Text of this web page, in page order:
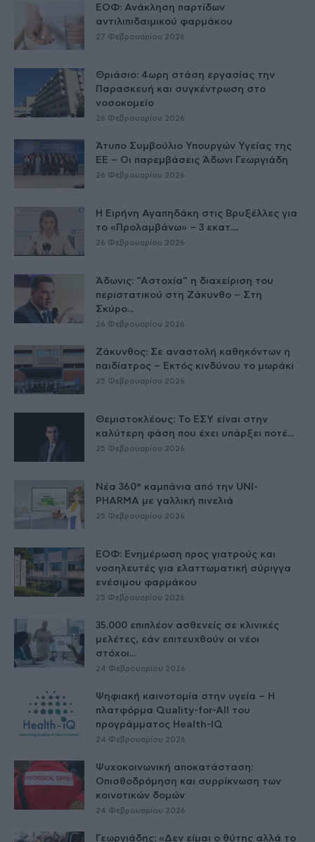
ΕΟΦ: Ανάκληση παρτίδων
αντιλιπιδαιμικού φαρμάκου
27 Φεβρουαρίου 2026
Θριάσιο: 4ωρη στάση εργασίας την
Παρασκευή και συγκέντρωση στο
νοσοκομείο
26 Φεβρουαρίου 2026
Άτυπο Συμβούλιο Υπουργών Υγείας της
ΕE – Οι παρεμβάσεις Άδωνι Γεωργιάδη
26 Φεβρουαρίου 2026
Η Ειρήνη Αγαπηδάκη στις Βρυξέλλες για
το «Προλαμβάνω» – 3 εκατ....
26 Φεβρουαρίου 2026
Άδωνις: “Αστοχία” η διαχείριση του
περιστατικού στη Ζάκυνθο – Στη
Σκύρο...
26 Φεβρουαρίου 2026
Ζάκυνθος: Σε αναστολή καθηκόντων η
παιδίατρος – Εκτός κινδύνου το μωράκι
25 Φεβρουαρίου 2026
Θεμιστοκλέους: Το ΕΣΥ είναι στην
καλύτερη φάση που έχει υπάρξει ποτέ...
25 Φεβρουαρίου 2026
Νέα 360° καμπάνια από την UNI-
PHARMA με γαλλική πινελιά
25 Φεβρουαρίου 2026
ΕΟΦ: Ενημέρωση προς γιατρούς και
νοσηλευτές για ελαττωματική σύριγγα
ενέσιμου φαρμάκου
25 Φεβρουαρίου 2026
35.000 επιπλέον ασθενείς σε κλινικές
μελέτες, εάν επιτευχθούν οι νέοι
στόχοι...
24 Φεβρουαρίου 2026
Ψηφιακή καινοτομία στην υγεία – H
πλατφόρμα Quality-for-All του
προγράμματος Health-IQ
24 Φεβρουαρίου 2026
Ψυχοκοινωνική αποκατάσταση:
Οπισθοδρόμηση και συρρίκνωση των
κοινοτικών δομών
24 Φεβρουαρίου 2026
Γεωργιάδης: «Δεν είμαι ο θύτης αλλά το